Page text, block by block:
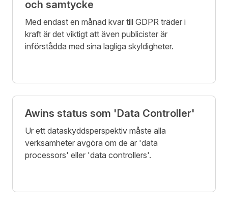
och samtycke
Med endast en månad kvar till GDPR träder i
kraft är det viktigt att även publicister är
införstådda med sina lagliga skyldigheter.
Awins status som 'Data Controller'
Ur ett dataskyddsperspektiv måste alla
verksamheter avgöra om de är 'data
processors' eller 'data controllers'.